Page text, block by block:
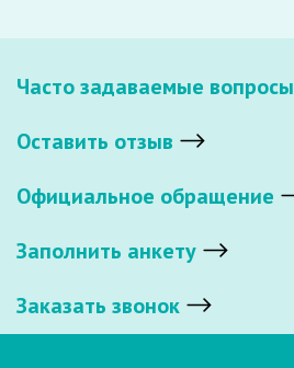
Часто задаваемые вопросы
Оставить отзыв
Официальное обращение
Заполнить анкету
Заказать звонок